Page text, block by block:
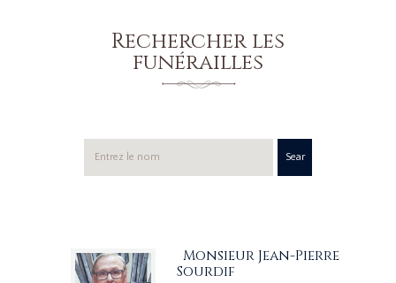
Rechercher les
funérailles
Sear
Monsieur Jean-Pierre
Sourdif